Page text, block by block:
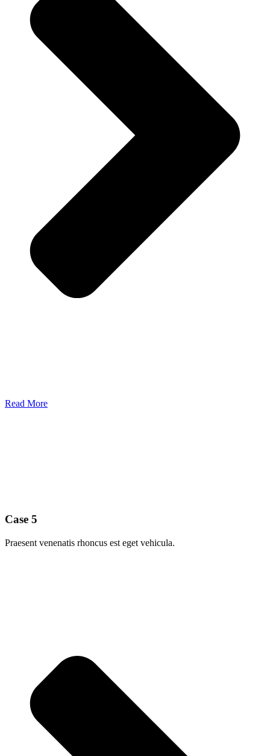
Read More
Case 5
Praesent venenatis rhoncus est eget vehicula.